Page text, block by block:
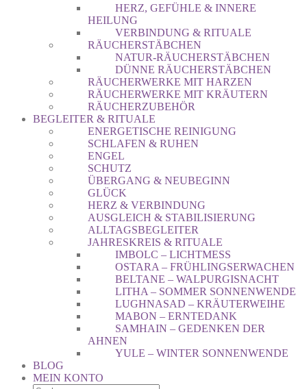
HERZ, GEFÜHLE & INNERE
HEILUNG
VERBINDUNG & RITUALE
RÄUCHERSTÄBCHEN
NATUR-RÄUCHERSTÄBCHEN
DÜNNE RÄUCHERSTÄBCHEN
RÄUCHERWERKE MIT HARZEN
RÄUCHERWERKE MIT KRÄUTERN
RÄUCHERZUBEHÖR
BEGLEITER & RITUALE
ENERGETISCHE REINIGUNG
SCHLAFEN & RUHEN
ENGEL
SCHUTZ
ÜBERGANG & NEUBEGINN
GLÜCK
HERZ & VERBINDUNG
AUSGLEICH & STABILISIERUNG
ALLTAGSBEGLEITER
JAHRESKREIS & RITUALE
IMBOLC – LICHTMESS
OSTARA – FRÜHLINGSERWACHEN
BELTANE – WALPURGISNACHT
LITHA – SOMMER SONNENWENDE
LUGHNASAD – KRÄUTERWEIHE
MABON – ERNTEDANK
SAMHAIN – GEDENKEN DER
AHNEN
YULE – WINTER SONNENWENDE
BLOG
MEIN KONTO